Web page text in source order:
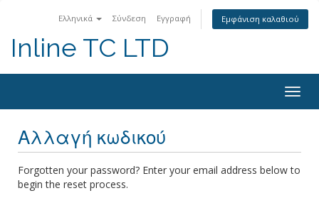
Ελληνικά Σύνδεση Εγγραφή Εμφάνιση καλαθιού
Inline TC LTD
Αλλαγή κωδικού
Forgotten your password? Enter your email address below to
begin the reset process.